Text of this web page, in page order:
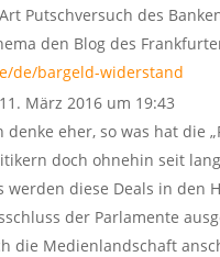
Putschversuch des
den Blog des
de/bargeld-widerstand
März 2016 um 19:43
denke eher, so was hat
doch ohnehin seit
werden diese Deals in
der Parlamente
die Medienlandschaft